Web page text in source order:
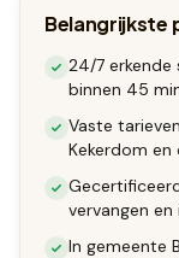
Belangrijkste
24/7 erkende
binnen 45
Vaste
Kekerdom en
vervangen
In gemeente